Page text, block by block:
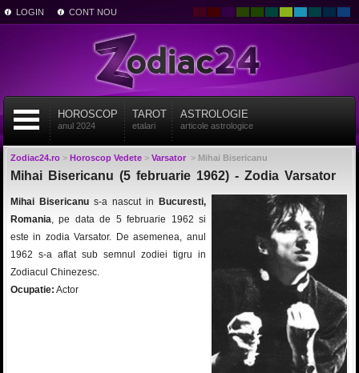
LOGIN CONT NOU
HOROSCOP
anul 2024
TAROT
etalari
ASTROLOGIE
articole astrologice
Zodiac24.ro> Horoscop Vedete> Varsator> Mihai Bisericanu
Mihai Bisericanu (5 februarie 1962) - Zodia Varsator
Mihai Bisericanus-a nascut in
Bucuresti,
Romania, pe data de 5 februarie 1962 si
este in zodia Varsator. De asemenea, anul
1962 s-a aflat sub semnul zodiei tigru in
Zodiacul Chinezesc.
Ocupatie: Actor